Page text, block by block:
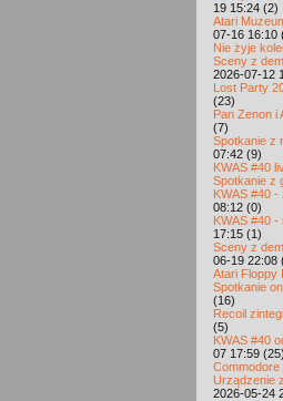
19 15:24 (2)
Atari
07-16 16:10
Nie żyje
Sceny z
2026-07-12
Lost Party
(23)
Pan Zenon i
(7)
Spotkanie z
07:42 (9)
KWAS #40
Spotkanie z
KWAS #40 -
08:12 (0)
KWAS #40
17:15 (1)
Sceny z
06-19 22:08
Atari Floppy
Spotkanie
(16)
Recoil
(5)
KWAS #40
07 17:59 (25)
Urządzenie
2026-05-24